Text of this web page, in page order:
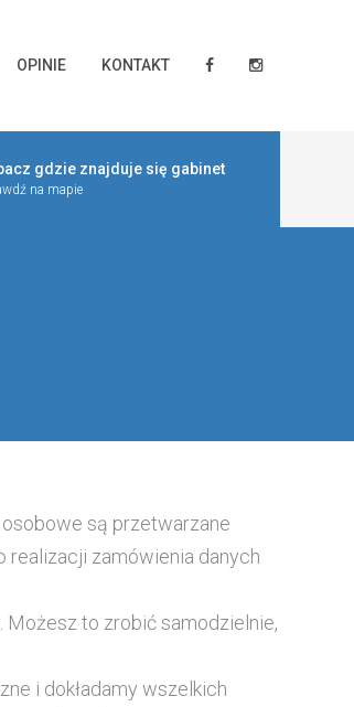
OPINIE KONTAKT
gdzie znajduje się gabinet
na mapie
są przetwarzane
realizacji zamówienia danych
Możesz to zrobić samodzielnie,
i dokładamy wszelkich